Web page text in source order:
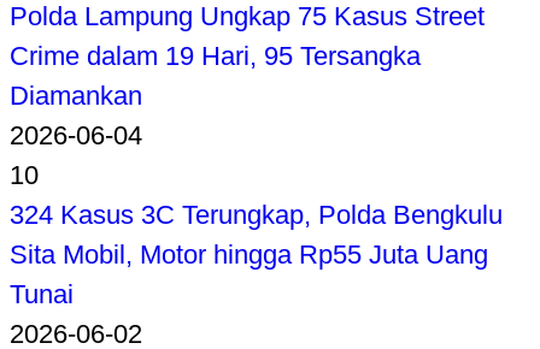
Polda Lampung Ungkap 75 Kasus Street
Crime dalam 19 Hari, 95 Tersangka
Diamankan
2026-06-04
10
324 Kasus 3C Terungkap, Polda Bengkulu
Sita Mobil, Motor hingga Rp55 Juta Uang
Tunai
2026-06-02